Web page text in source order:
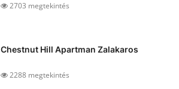
2703 megtekintés
Chestnut Hill Apartman Zalakaros
2288 megtekintés